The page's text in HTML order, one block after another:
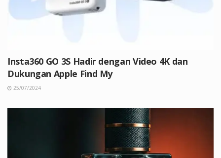
Insta360 GO 3S Hadir dengan Video 4K dan
Dukungan Apple Find My
25/07/2024